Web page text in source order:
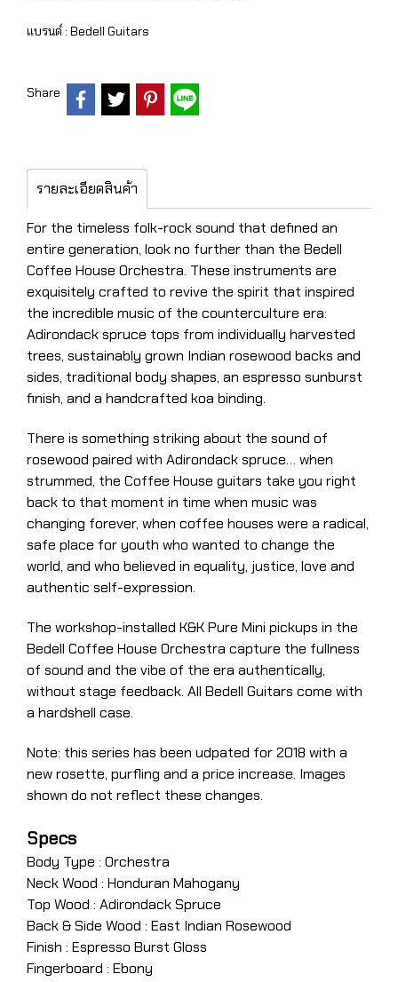
แบรนด์ : Bedell Guitars
Share
รายละเอียดสินค้า
For the timeless folk-rock sound that defined an
entire generation, look no further than the Bedell
Coffee House Orchestra. These instruments are
exquisitely crafted to revive the spirit that inspired
the incredible music of the counterculture era:
Adirondack spruce tops from individually harvested
trees, sustainably grown Indian rosewood backs and
sides, traditional body shapes, an espresso sunburst
finish, and a handcrafted koa binding.
There is something striking about the sound of
rosewood paired with Adirondack spruce… when
strummed, the Coffee House guitars take you right
back to that moment in time when music was
changing forever, when coffee houses were a radical,
safe place for youth who wanted to change the
world, and who believed in equality, justice, love and
authentic self-expression.
The workshop-installed K&K Pure Mini pickups in the
Bedell Coffee House Orchestra capture the fullness
of sound and the vibe of the era authentically,
without stage feedback. All Bedell Guitars come with
a hardshell case.
Note: this series has been udpated for 2018 with a
new rosette, purfling and a price increase. Images
shown do not reflect these changes.
Specs
Body Type : Orchestra
Neck Wood : Honduran Mahogany
Top Wood : Adirondack Spruce
Back & Side Wood : East Indian Rosewood
Finish : Espresso Burst Gloss
Fingerboard : Ebony